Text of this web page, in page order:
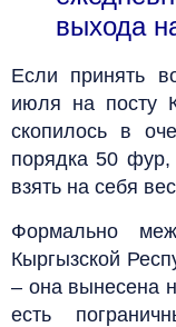
выхода
Если принять
июля на посту
скопилось в
порядка 50 фур,
взять на себя
Формально
Кыргызской
– она вынесена
есть